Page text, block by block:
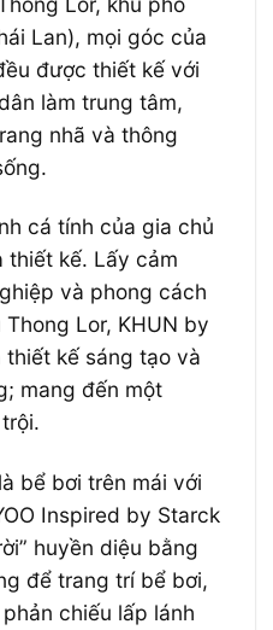
Lan), mọi góc của
được thiết kế với
làm trung tâm,
nhã và thông
cá tính của gia chủ
thiết kế. Lấy cảm
và phong cách
Lor, KHUN by
thiết kế sáng tạo và
mang đến một
bể bơi trên mái với
Inspired by Starck
huyền diệu bằng
để trang trí bể bơi,
chiếu lấp lánh